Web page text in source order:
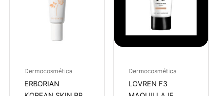
Dermocosmética
ERBORIAN
Dermocosmética
LOVREN F3